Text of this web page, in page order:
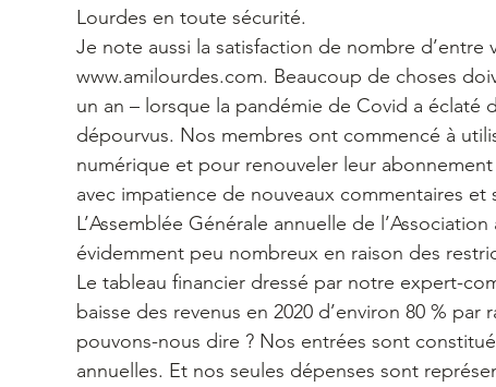
Lourdes en toute sécurité.
Je note aussi la satisfaction de nombre
www.amilourdes.com. Beaucoup de choses
un an – lorsque la pandémie de Covid a éclaté
dépourvus. Nos membres ont commencé à
numérique et pour renouveler leur
avec impatience de nouveaux commentaires
L’Assemblée Générale annuelle de
évidemment peu nombreux en raison des
Le tableau financier dressé par notre expert-
baisse des revenus en 2020 d’environ 80 %
pouvons-nous dire ? Nos entrées sont
annuelles. Et nos seules dépenses sont